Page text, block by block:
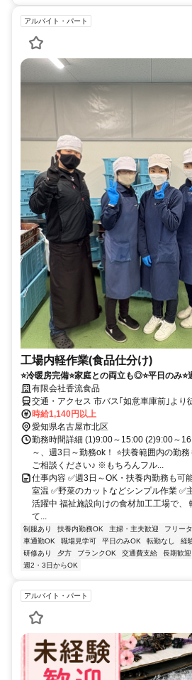
アルバイト・パート
工場内軽作業(食品仕分け)
⭐冷暖房完備⭐家庭との両立も◎⭐平日のみ
有限会社香流食品
交通・アクセス 市バス｢如意車庫前｣より
時給1,140円以上
愛知県名古屋市北区
勤務時間詳細 (1)9:00～15:00 (2)9:00～
～、週3日～勤務ok！ ⭐扶養範囲内の勤
ご相談ください♪ ※もちろんフル...
仕事内容 ✅週3日～OK・扶養内勤務も可
室温 ✅野菜のカットなどシンプル作業 ✅
活躍中 福祉施設向けの食材加工工場で、
て...
制服あり 扶養内勤務OK 主婦・主夫歓迎 フリー
車通勤OK
職場見学可 平日のみOK 転勤なし 経
研修あり
夕方 ブランクOK 交通費支給 長期歓迎
週2・3日からOK
アルバイト・パート